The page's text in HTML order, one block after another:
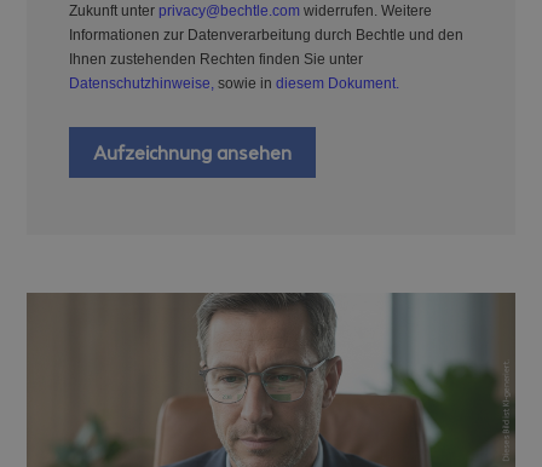
Zukunft unter privacy@bechtle.com widerrufen. Weitere
Informationen zur Datenverarbeitung durch Bechtle und den
Ihnen zustehenden Rechten finden Sie unter
Datenschutzhinweise, sowie in diesem Dokument.
Aufzeichnung ansehen